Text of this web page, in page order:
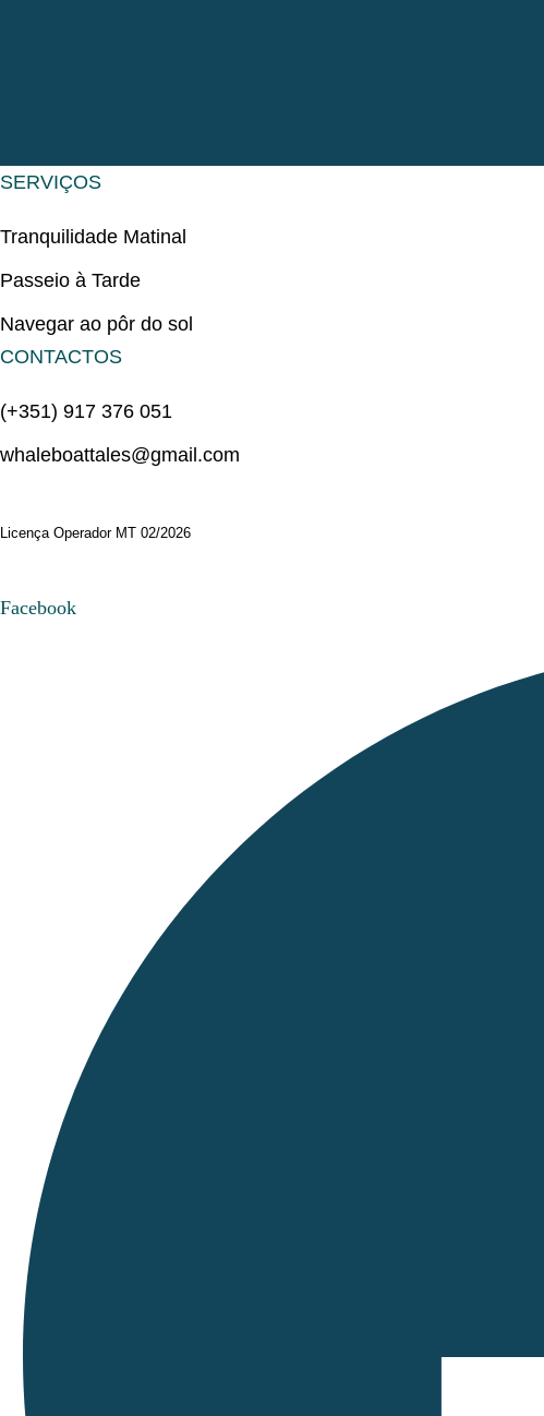
SERVIÇOS
Tranquilidade Matinal
Passeio à Tarde
Navegar ao pôr do sol
CONTACTOS
(+351) 917 376 051
whaleboattales@gmail.com
Licença Operador MT 02/2026
Facebook